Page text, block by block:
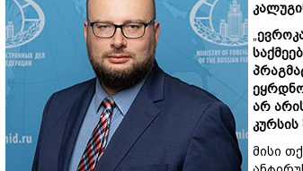
„
არ
მისი